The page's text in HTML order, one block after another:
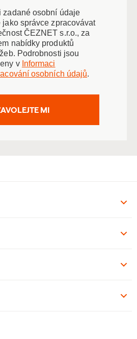
zadané osobní údaje
jako správce zpracovávat
ČEZNET s.r.o., za
nabídky produktů
Podrobnosti jsou
v Informaci
osobních údajů.
MI